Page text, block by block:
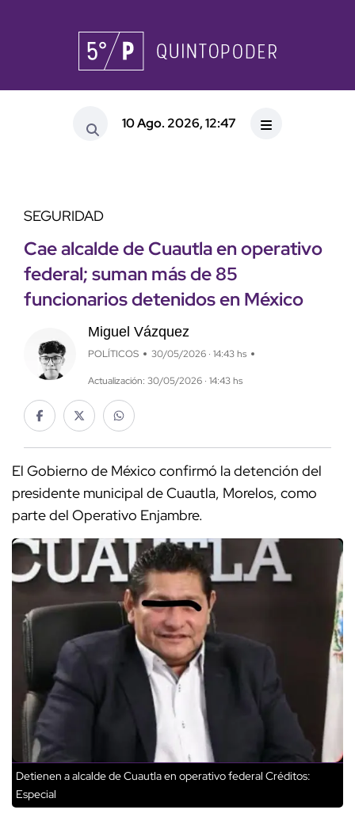
10 Ago. 2026, 12:47
SEGURIDAD
Cae alcalde de Cuautla en operativo
federal; suman más de 85
funcionarios detenidos en México
Miguel Vázquez
POLÍTICOS 30/05/2026 · 14:43 hs
Actualización: 30/05/2026 · 14:43 hs
El Gobierno de México confirmó la detención del
presidente municipal de Cuautla, Morelos, como
parte del Operativo Enjambre.
Detienen a alcalde de Cuautla en operativo federal Créditos:
Especial